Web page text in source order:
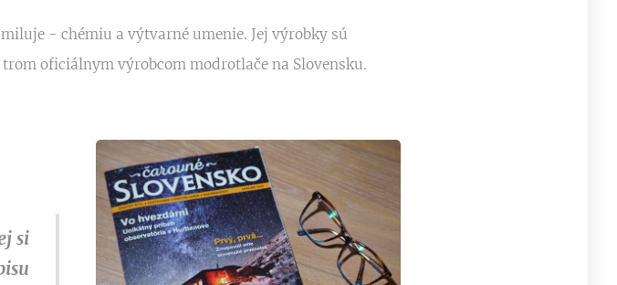
- chémiu a výtvarné umenie. Jej výrobky sú
oficiálnym výrobcom modrotlače na Slovensku.
si